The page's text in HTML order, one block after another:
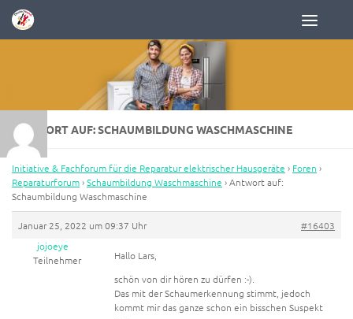
Zum Inhalt springen
ANTWORT AUF: SCHAUMBILDUNG WASCHMASCHINE
Initiative & Fachforum für die Reparatur elektrischer Hausgeräte › Foren ›
Reparaturforum›Schaumbildung Waschmaschine ›Antwort auf:
Schaumbildung Waschmaschine
Januar 25, 2022 um 09:37 Uhr
#16403
jojoeye
Teilnehmer
Hallo Lars,
schön von dir hören zu dürfen :-).
Das mit der Schaumerkennung stimmt, jedoch
kommt mir das ganze schon ein bisschen Suspekt